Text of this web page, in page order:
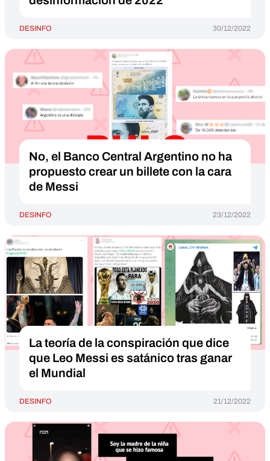
DESINFO 30/12/2022
No, el Banco Central Argentino no ha
propuesto crear un billete con la cara
de Messi
DESINFO 23/12/2022
La teoría de la conspiración que dice
que Leo Messi es satánico tras ganar
el Mundial
DESINFO 21/12/2022